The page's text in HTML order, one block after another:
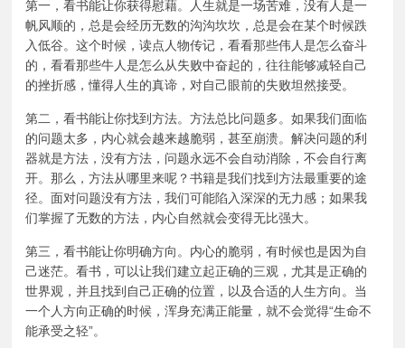
第一，看书能让你获得慰藉。人生就是一场苦难，没有人是一
帆风顺的，总是会经历无数的沟沟坎坎，总是会在某个时候跌
入低谷。这个时候，读点人物传记，看看那些伟人是怎么奋斗
的，看看那些牛人是怎么从失败中奋起的，往往能够减轻自己
的挫折感，懂得人生的真谛，对自己眼前的失败坦然接受。
第二，看书能让你找到方法。方法总比问题多。如果我们面临
的问题太多，内心就会越来越脆弱，甚至崩溃。解决问题的利
器就是方法，没有方法，问题永远不会自动消除，不会自行离
开。那么，方法从哪里来呢？书籍是我们找到方法最重要的途
径。面对问题没有方法，我们可能陷入深深的无力感；如果我
们掌握了无数的方法，内心自然就会变得无比强大。
第三，看书能让你明确方向。内心的脆弱，有时候也是因为自
己迷茫。看书，可以让我们建立起正确的三观，尤其是正确的
世界观，并且找到自己正确的位置，以及合适的人生方向。当
一个人方向正确的时候，浑身充满正能量，就不会觉得“生命不
能承受之轻”。